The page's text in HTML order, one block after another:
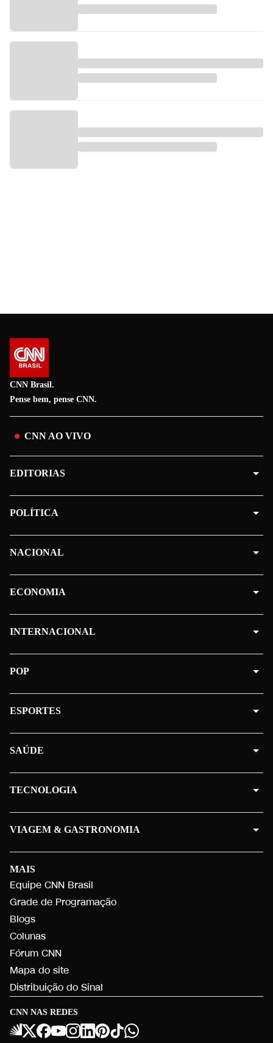
CNN Brasil.
Pense bem, pense CNN.
CNN AO VIVO
CNN NAS REDES
MAIS
Equipe CNN Brasil
Grade de Programação
Blogs
Colunas
Fórum CNN
Mapa do site
Distribuição do Sinal
EDITORIAS
POLÍTICA
NACIONAL
ECONOMIA
INTERNACIONAL
POP
ESPORTES
SAÚDE
TECNOLOGIA
VIAGEM & GASTRONOMIA